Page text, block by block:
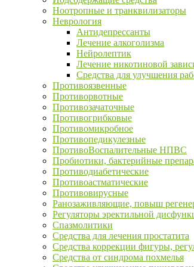
Ноотропные и транквилизаторы
Неврология
Антидепрессанты
Лечение алкоголизма
Нейролептик
Лечение никотиновой
Средства для улучшения
Противоязвенные
Противорвотные
Противозачаточные
Противогрибковые
Противомикробное
Противопедикулезные
ПротивоВоспалительные НПВС
Пробиотики, бактерийные
Противодиабетические
Противоастматические
Противовирусные
Ранозаживляющие, повыш
Регуляторы эректильной
Спазмолитики
Средства для лечения простатита
Средства коррекции фигуры,
Средства от синдрома похмелья